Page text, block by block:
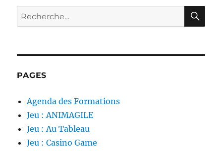
Recherche
pour :
PAGES
Agenda des Formations
Jeu : ANIMAGILE
Jeu : Au Tableau
Jeu : Casino Game